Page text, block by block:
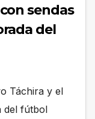
sendas
del
Táchira y el
del fútbol